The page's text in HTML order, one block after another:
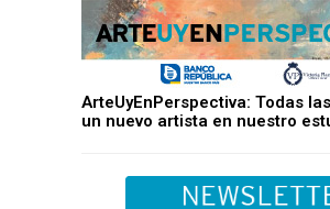
ArteUyEnPerspectiva: Todas
un nuevo artista en nuestro